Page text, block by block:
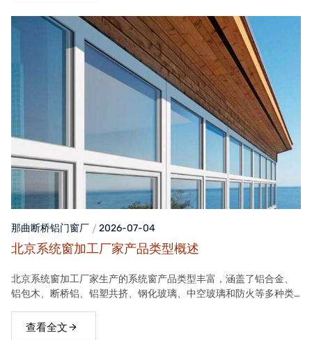
那曲断桥铝门窗厂 2026-07-04
北京系统窗加工厂家产品类型概述
北京系统窗加工厂家生产的系统窗产品类型丰富，涵盖了铝合金、
铝包木、断桥铝、铝塑共挤、钢化玻璃、中空玻璃和防火等多种类
满足不同客户的需求。
查看全文